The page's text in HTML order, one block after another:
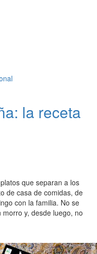
la receta
que separan a los
de casa de comidas, de
con la familia. No se
y, desde luego, no